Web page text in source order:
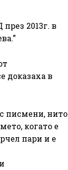
2013г. в
доказаха в
писмени, нито
когато е
пари и е